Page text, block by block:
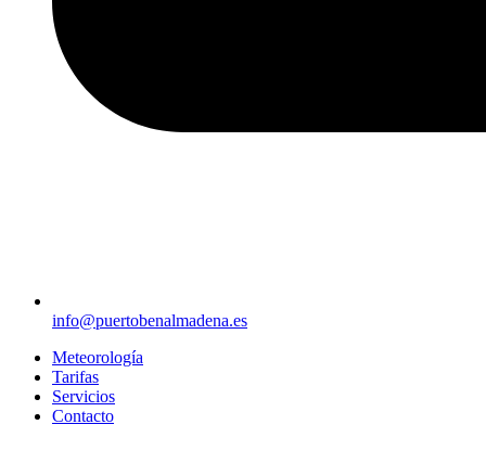
info@puertobenalmadena.es
Meteorología
Tarifas
Servicios
Contacto